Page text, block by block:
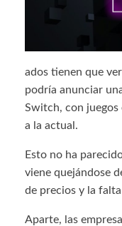
ados tienen que
podría anunciar
Switch, con juegos
a la actual.
Esto no ha
viene quejándose
de precios y la
Aparte, las